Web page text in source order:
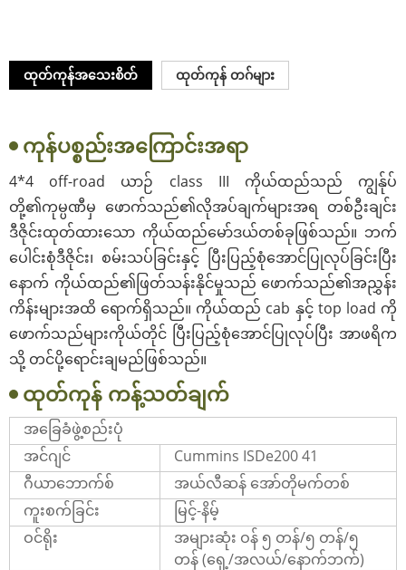
ထုတ်ကုန်အသေးစိတ် ထုတ်ကုန် တဂ်များ
ကုန်ပစ္စည်းအကြောင်းအရာ
4*4 off-road ယာဉ် class III ကိုယ်ထည်သည် ကျွန်ုပ်
တို့၏ကုမ္ပဏီမှ ဖောက်သည်၏လိုအပ်ချက်များအရ တစ်ဦးချင်း
ဒီဇိုင်းထုတ်ထားသော ကိုယ်ထည်မော်ဒယ်တစ်ခုဖြစ်သည်။ ဘက်
ပေါင်းစုံဒီဇိုင်း၊ စမ်းသပ်ခြင်းနှင့် ပြီးပြည့်စုံအောင်ပြုလုပ်ခြင်းပြီး
နောက် ကိုယ်ထည်၏ဖြတ်သန်းနိုင်မှုသည် ဖောက်သည်၏အညွှန်း
ကိန်းများအထိ ရောက်ရှိသည်။ ကိုယ်ထည် cab နှင့် top load ကို
ဖောက်သည်များကိုယ်တိုင် ပြီးပြည့်စုံအောင်ပြုလုပ်ပြီး အာဖရိက
သို့ တင်ပို့ရောင်းချမည်ဖြစ်သည်။
ထုတ်ကုန် ကန့်သတ်ချက်
အခြေခံဖွဲ့စည်းပုံ
အင်ဂျင်
Cummins ISDe200 41
ဂီယာဘောက်စ်
အယ်လီဆန် အော်တိုမက်တစ်
ကူးစက်ခြင်း
မြင့်-နိမ့်
ဝင်ရိုး
အများဆုံး ဝန် ၅ တန်/၅ တန်/၅
တန် (ရှေ့/အလယ်/နောက်ဘက်)